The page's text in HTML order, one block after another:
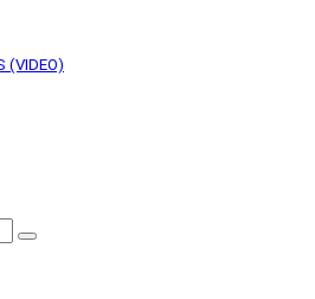
(VIDEO)